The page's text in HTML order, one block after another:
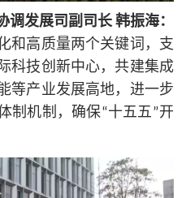
调发展司副司长 韩振海：
和高质量两个关键词，支
科技创新中心，共建集成
等产业发展高地，进一步
制机制，确保“十五五”开